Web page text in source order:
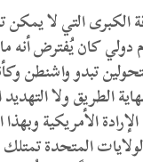
التي لا يمكن
دولي كان يُفترض
تبدو واشنطن
الطريق ولا
الأمريكية
المتحدة